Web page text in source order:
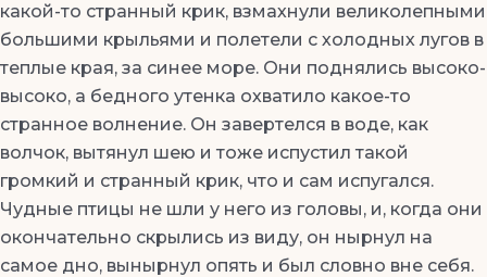
какой-то странный крик, взмахнули великолепными
большими крыльями и полетели с холодных лугов в
теплые края, за синее море. Они поднялись высоко-
высоко, а бедного утенка охватило какое-то
странное волнение. Он завертелся в воде, как
волчок, вытянул шею и тоже испустил такой
громкий и странный крик, что и сам испугался.
Чудные птицы не шли у него из головы, и, когда они
окончательно скрылись из виду, он нырнул на
самое дно, вынырнул опять и был словно вне себя.